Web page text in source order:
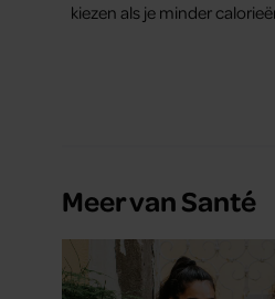
kiezen als je minder
Meer van Santé